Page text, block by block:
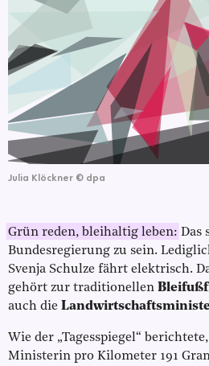
Julia Klöckner © dpa
Grün reden, bleihaltig leben: Das
Bundesregierung zu sein.
Svenja Schulze fährt elektrisch.
gehört zur traditionellen
auch die
Wie der „Tagesspiegel“
Ministerin pro Kilometer 191